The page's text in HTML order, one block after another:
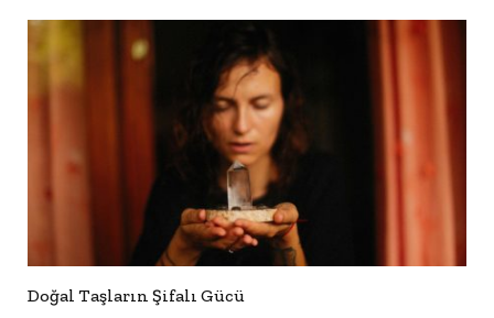
Doğal Taşların Şifalı Gücü